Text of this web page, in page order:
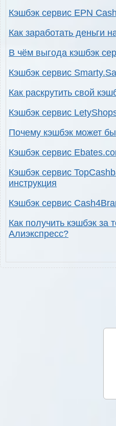
Кэшбэк сервис EPN
Как заработать деньги
В чём выгода кэшбэк
Кэшбэк сервис
Как раскрутить свой
Кэшбэк сервис
Почему кэшбэк может
Кэшбэк сервис
Кэшбэк сервис
инструкция
Кэшбэк сервис
Как получить кэшбэк
Алиэкспресс?